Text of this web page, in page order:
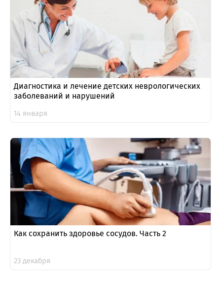
Диагностика и лечение детских неврологических
заболеваний и нарушений
14 января
Как сохранить здоровье сосудов. Часть 2
23 декабря